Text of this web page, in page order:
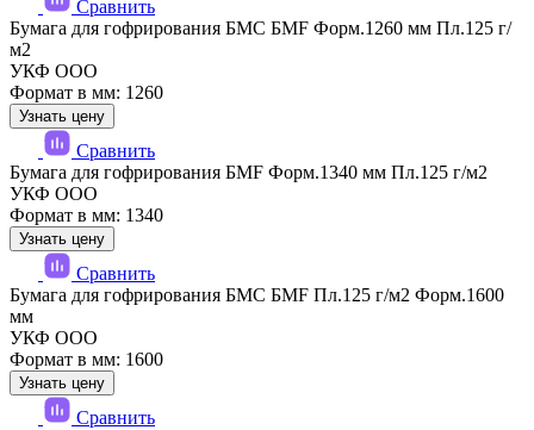
Сравнить
Бумага для гофрирования БМС БМF Форм.1260 мм Пл.125 г/
м2
УКФ ООО
Формат в мм: 1260
Узнать цену
Сравнить
Бумага для гофрирования БМF Форм.1340 мм Пл.125 г/м2
УКФ ООО
Формат в мм: 1340
Узнать цену
Сравнить
Бумага для гофрирования БМС БМF Пл.125 г/м2 Форм.1600
мм
УКФ ООО
Формат в мм: 1600
Узнать цену
Сравнить